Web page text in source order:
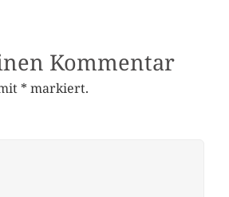
Kommentar
* markiert.